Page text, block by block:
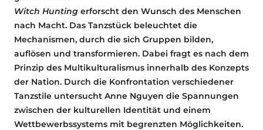
Witch Hunting erforscht den Wunsch des Menschen
nach Macht. Das Tanzstück beleuchtet die
Mechanismen, durch die sich Gruppen bilden,
auflösen und transformieren. Dabei fragt es nach dem
Prinzip des Multikulturalismus innerhalb des Konzepts
der Nation. Durch die Konfrontation verschiedener
Tanzstile untersucht Anne Nguyen die Spannungen
zwischen der kulturellen Identität und einem
Wettbewerbssystems mit begrenzten Möglichkeiten.